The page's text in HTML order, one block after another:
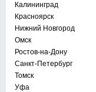
Калининград
Красноярск
Нижний Новгород
Омск
Ростов-на-Дону
Санкт-Петербург
Томск
Уфа